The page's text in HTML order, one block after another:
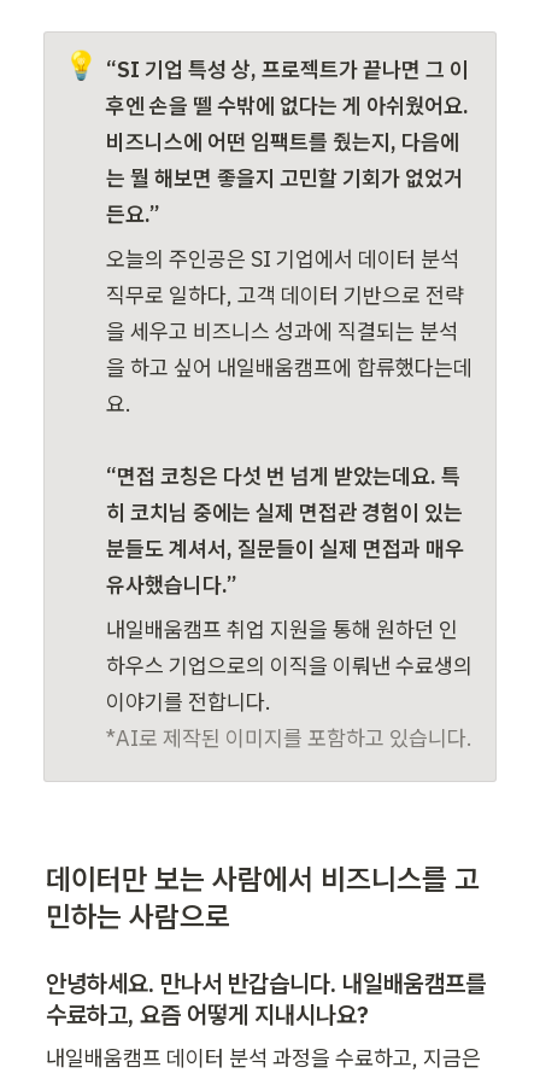
💡 “SI 기업 특성 상, 프로젝트가 끝나면 그 이
후엔 손을 뗄 수밖에 없다는 게 아쉬웠어요.
비즈니스에 어떤 임팩트를 줬는지, 다음에
는 뭘 해보면 좋을지 고민할 기회가 없었거
든요.”
오늘의 주인공은 SI 기업에서 데이터 분석
직무로 일하다, 고객 데이터 기반으로 전략
을 세우고 비즈니스 성과에 직결되는 분석
을 하고 싶어 내일배움캠프에 합류했다는데
요.
“면접 코칭은 다섯 번 넘게 받았는데요. 특
히 코치님 중에는 실제 면접관 경험이 있는
분들도 계셔서, 질문들이 실제 면접과 매우
유사했습니다.”
내일배움캠프 취업 지원을 통해 원하던 인
하우스 기업으로의 이직을 이뤄낸 수료생의
*AI로 제작된 이미지를 포함하고 있습니다.
데이터만 보는 사람에서 비즈니스를 고
민하는 사람으로
안녕하세요. 만나서 반갑습니다. 내일배움캠프를
수료하고, 요즘 어떻게 지내시나요?
내일배움캠프 데이터 분석 과정을 수료하고, 지금은